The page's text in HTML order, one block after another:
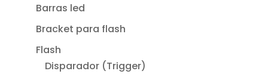
Barras led
Bracket para flash
Flash
Disparador (Trigger)